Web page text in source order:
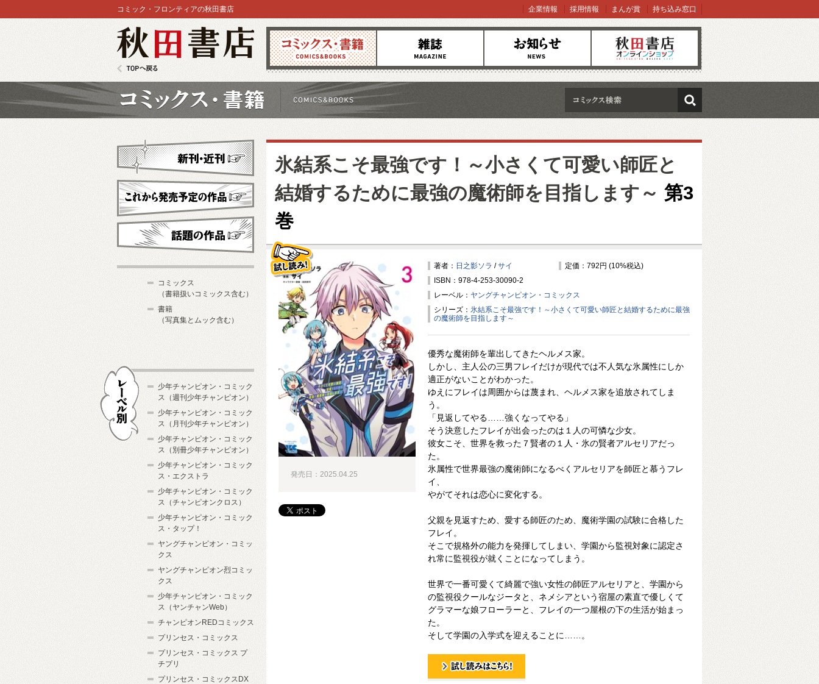
コミックス 雑誌 お知らせ オンラインショップ
コミック・フロンティアの秋田書店 企業情報 採用情報 まんが賞 持ち込み窓口
検索
氷結系こそ最強です！～小さくて可愛い師匠と
結婚するために最強の魔術師を目指します～ 第3
巻
著者： 日之影ソラ /サイ
定価：792円 (10%税込)
ISBN：978-4-253-30090-2
レーベル： ヤングチャンピオン・コミックス
シリーズ： 氷結系こそ最強です！～小さくて可愛い師匠と結婚するために最強
の魔術師を目指します～
優秀な魔術師を輩出してきたヘルメス家。
しかし、主人公の三男フレイだけが現代では不人気な氷属性にしか
適正がないことがわかった。
ゆえにフレイは周囲からは蔑まれ、ヘルメス家を追放されてしま
う。
「見返してやる……強くなってやる」
そう決意したフレイが出会ったのは１人の可憐な少女。
彼女こそ、世界を救った７賢者の１人・氷の賢者アルセリアだっ
た。
氷属性で世界最強の魔術師になるべくアルセリアを師匠と慕うフレ
イ、
やがてそれは恋心に変化する。
父親を見返すため、愛する師匠のため、魔術学園の試験に合格した
フレイ。
そこで規格外の能力を発揮してしまい、学園から監視対象に認定さ
れ常に監視役が就くことになってしまう。
世界で一番可愛くて綺麗で強い女性の師匠アルセリアと、学園から
の監視役クールなジータと、ネメシアという宿屋の素直で優しくて
グラマーな娘フローラーと、フレイの一つ屋根の下の生活が始まっ
た。
そして学園の入学式を迎えることに……。
試し読み！
発売日：2025.04.25
新刊・近刊
これから発売予定
コミックス
（書籍扱いコミックス含む）
書籍
（写真集とムック含む）
少年チャンピオン・コミック
ス（週刊少年チャンピオン）
少年チャンピオン・コミック
ス（月刊少年チャンピオン）
少年チャンピオン・コミック
ス（別冊少年チャンピオン）
少年チャンピオン・コミック
ス・エクストラ
少年チャンピオン・コミック
ス（チャンピオンクロス）
少年チャンピオン・コミック
ス・タップ！
ヤングチャンピオン・コミッ
クス
ヤングチャンピオン烈コミッ
クス
少年チャンピオン・コミック
ス（ヤンチャンWeb）
チャンピオンREDコミックス
プリンセス・コミックス
プリンセス・コミックス プ
チプリ
プリンセス・コミックスDX